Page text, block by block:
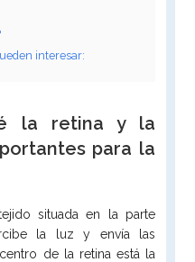
interesar:
la retina y la
para la
situada en la parte
la luz y envía las
de la retina está la